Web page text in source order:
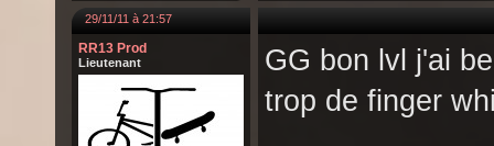
29/11/11 à 21:57
RR13 Prod
Lieutenant
GG bon lvl j'ai
trop de finger